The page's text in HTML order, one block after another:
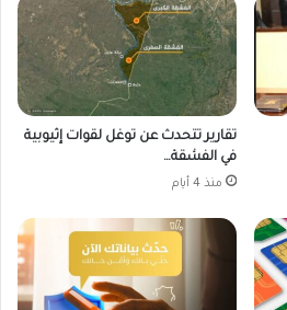
تقارير تتحدث عن توغل لقوات إثيوبية
في الفشقة…
منذ 4 أيام